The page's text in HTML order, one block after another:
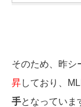
そのため、昨シ
昇しており、
手となっていま